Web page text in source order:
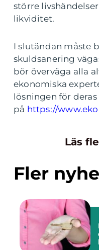
större
likviditet.
I slutändan måste
skuldsanering
bör överväga alla
ekonomiska
lösningen för
på https://
Läs
Fler